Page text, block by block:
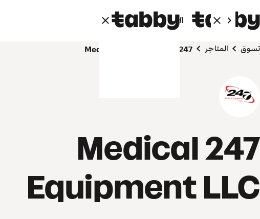
الأفراد الشركاء
تسوق المتاجر 247 Medical Equipment LLC
247 Medical
Equipment LLC